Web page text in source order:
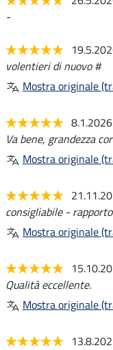
-
volentieri di nuovo #
Mostra originale
8.1.2026
Va bene, grandezza
Mostra originale
consigliabile -
Mostra originale
Qualità eccellente.
Mostra originale